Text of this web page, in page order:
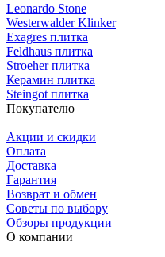
Leonardo Stone
Westerwalder Klinker
Exagres плитка
Feldhaus плитка
Stroeher плитка
Керамин плитка
Steingot плитка
Покупателю
Акции и скидки
Оплата
Доставка
Гарантия
Возврат и обмен
Советы по выбору
Обзоры продукции
О компании